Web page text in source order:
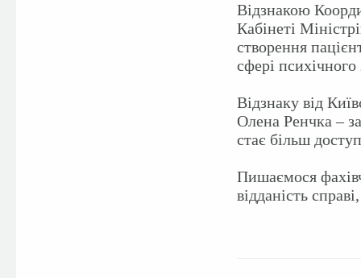
Відзнакою
Кабінеті
створення
сфері психічного
Відзнаку від
Олена Ренчка –
стає більш
Пишаємося
відданість